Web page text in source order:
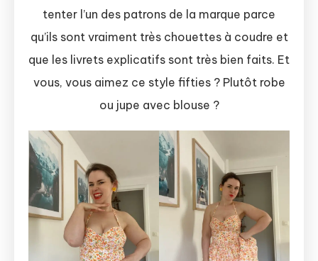
tenter l’un des patrons de la marque parce
qu’ils sont vraiment très chouettes à coudre et
que les livrets explicatifs sont très bien faits. Et
vous, vous aimez ce style fifties ? Plutôt robe
ou jupe avec blouse ?